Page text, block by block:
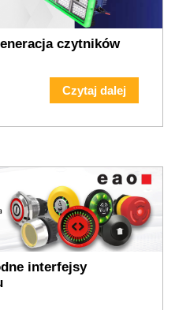
czytników
Czytaj dalej
interfejsy